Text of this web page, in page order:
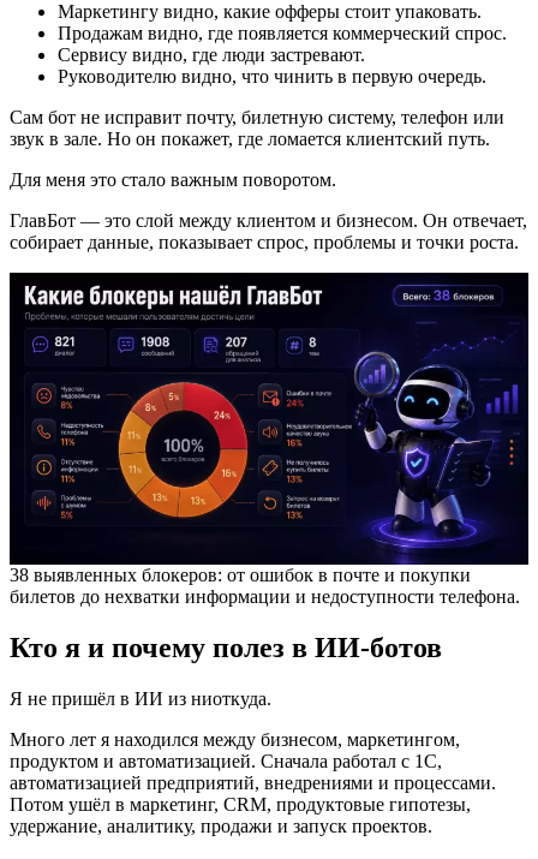
Маркетингу видно, какие офферы стоит упаковать.
Продажам видно, где появляется коммерческий спрос.
Сервису видно, где люди застревают.
Руководителю видно, что чинить в первую очередь.
Сам бот не исправит почту, билетную систему, телефон или
звук в зале. Но он покажет, где ломается клиентский путь.
Для меня это стало важным поворотом.
ГлавБот — это слой между клиентом и бизнесом. Он отвечает,
собирает данные, показывает спрос, проблемы и точки роста.
38 выявленных блокеров: от ошибок в почте и покупки
билетов до нехватки информации и недоступности телефона.
Кто я и почему полез в ИИ-ботов
Я не пришёл в ИИ из ниоткуда.
Много лет я находился между бизнесом, маркетингом,
продуктом и автоматизацией. Сначала работал с 1С,
автоматизацией предприятий, внедрениями и процессами.
Потом ушёл в маркетинг, CRM, продуктовые гипотезы,
удержание, аналитику, продажи и запуск проектов.